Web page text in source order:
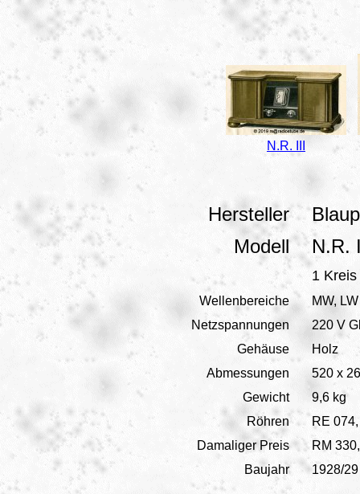
N.R. III
Hersteller
Modell
N.R.
1
Wellenbereiche
MW, LW
Netzspannungen
220 V
Gehäuse
Holz
Abmessungen
520 x
Gewicht
9,6 kg
Röhren
RE
Damaliger Preis
RM
Baujahr
1928/29